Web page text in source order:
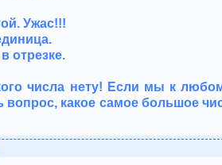
Ужас!!!
отрезке.
числа нету! Если мы к
вопрос, какое самое большое